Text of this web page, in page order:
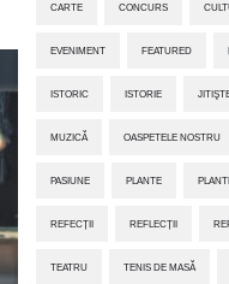
CARTE CONCURS
EVENIMENT FEATURED
ISTORIC ISTORIE
MUZICĂ OASPETELE NOSTRU
PASIUNE PLANTE
REFECȚII REFLECȚII
TEATRU TENIS DE MASĂ